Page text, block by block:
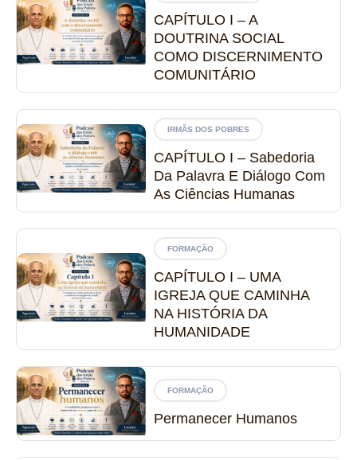
CAPÍTULO I – A
DOUTRINA SOCIAL
COMO DISCERNIMENTO
COMUNITÁRIO
IRMÃS DOS POBRES
CAPÍTULO I – Sabedoria
Da Palavra E Diálogo Com
As Ciências Humanas
FORMAÇÃO
CAPÍTULO I – UMA
IGREJA QUE CAMINHA
NA HISTÓRIA DA
HUMANIDADE
FORMAÇÃO
Permanecer Humanos